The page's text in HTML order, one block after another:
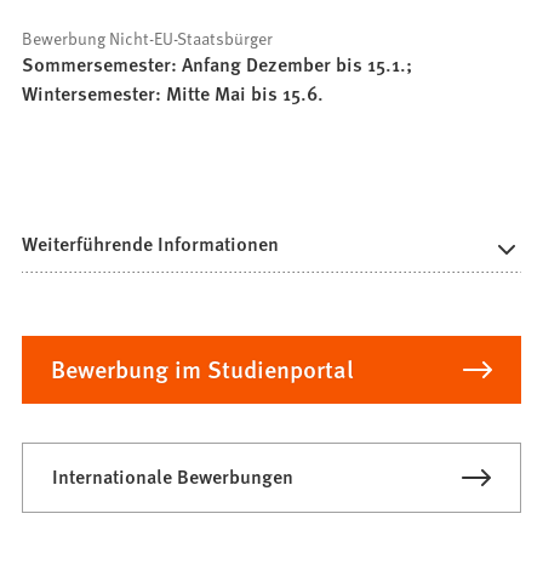
Bewerbung Nicht-EU-Staatsbürger
Sommersemester: Anfang Dezember bis 15.1.;
Wintersemester: Mitte Mai bis 15.6.
Weiterführende Informationen
Bewerbung im Studienportal
Internationale Bewerbungen